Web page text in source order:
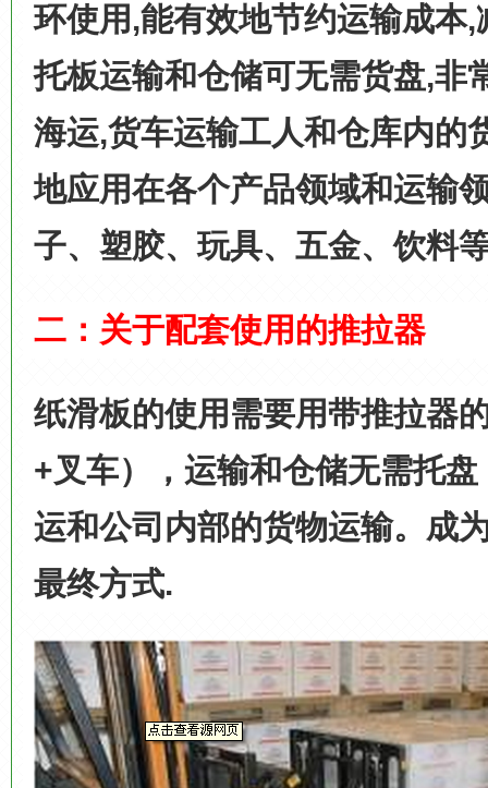
环使用 ,能有效地节约运输成本,
托板运输和仓储可无需货盘,非
海运,货车运输工人和仓库内的
地应用在各个产品领域和运输
子、塑胶、玩具、五金、饮料
二：关于配套使用的推拉器
纸滑板的使用需要用带推拉器
+叉车），运输和仓储无需托
运和公司内部的货物运输。成
最终方式.